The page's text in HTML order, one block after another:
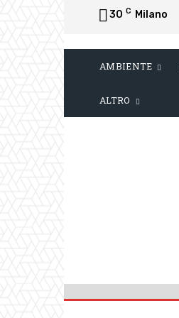
30 C Milano
AMBIENTE
ALTRO